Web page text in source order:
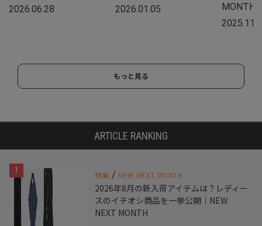
2026.06.28
2026.01.05
MONTH
もっと見る
ARTICLE RANKING
1 特集 / NEW NEXT MONTH
2026年8月の新入荷アイテムは？レディー
スのイチオシ商品を一挙公開｜NEW
NEXT MONTH